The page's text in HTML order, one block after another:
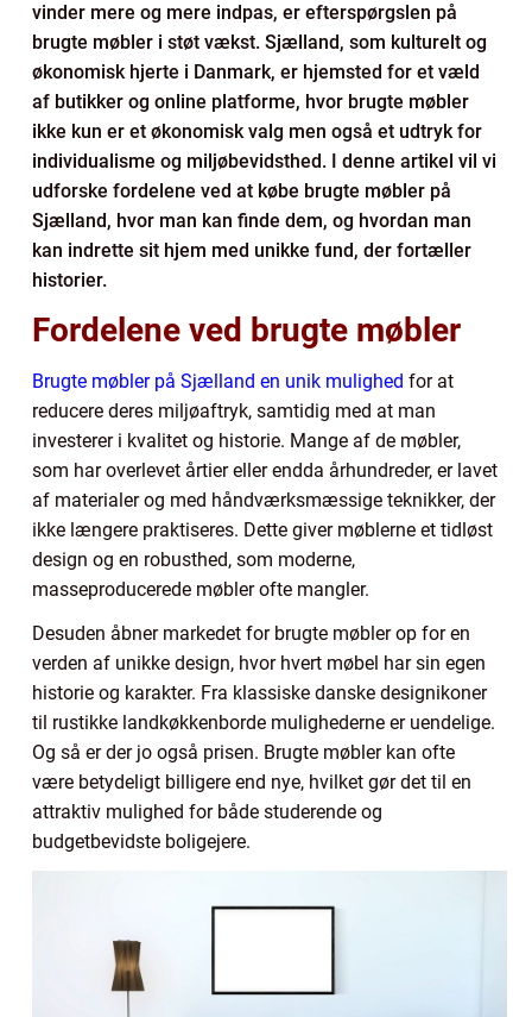
vinder mere og mere indpas, er efterspørgslen på
brugte møbler i støt vækst. Sjælland, som kulturelt og
økonomisk hjerte i Danmark, er hjemsted for et væld
af butikker og online platforme, hvor brugte møbler
ikke kun er et økonomisk valg men også et udtryk for
individualisme og miljøbevidsthed. I denne artikel vil vi
udforske fordelene ved at købe brugte møbler på
Sjælland, hvor man kan finde dem, og hvordan man
kan indrette sit hjem med unikke fund, der fortæller
historier.
Fordelene ved brugte møbler
Brugte møbler på Sjælland en unik mulighed for at
reducere deres miljøaftryk, samtidig med at man
investerer i kvalitet og historie. Mange af de møbler,
som har overlevet årtier eller endda århundreder, er lavet
af materialer og med håndværksmæssige teknikker, der
ikke længere praktiseres. Dette giver møblerne et tidløst
design og en robusthed, som moderne,
masseproducerede møbler ofte mangler.
Desuden åbner markedet for brugte møbler op for en
verden af unikke design, hvor hvert møbel har sin egen
historie og karakter. Fra klassiske danske designikoner
til rustikke landkøkkenborde mulighederne er uendelige.
Og så er der jo også prisen. Brugte møbler kan ofte
være betydeligt billigere end nye, hvilket gør det til en
attraktiv mulighed for både studerende og
budgetbevidste boligejere.